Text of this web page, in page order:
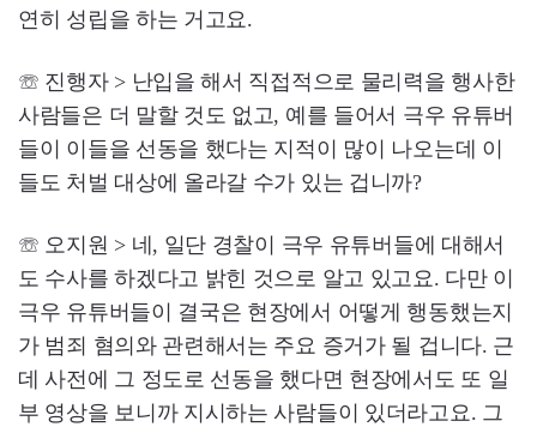
연히 성립을 하는 거고요.
☏ 진행자 > 난입을 해서 직접적으로 물리력을 행사한
사람들은 더 말할 것도 없고, 예를 들어서 극우 유튜버
들이 이들을 선동을 했다는 지적이 많이 나오는데 이
들도 처벌 대상에 올라갈 수가 있는 겁니까?
☏ 오지원 > 네, 일단 경찰이 극우 유튜버들에 대해서
도 수사를 하겠다고 밝힌 것으로 알고 있고요. 다만 이
극우 유튜버들이 결국은 현장에서 어떻게 행동했는지
가 범죄 혐의와 관련해서는 주요 증거가 될 겁니다. 근
데 사전에 그 정도로 선동을 했다면 현장에서도 또 일
부 영상을 보니까 지시하는 사람들이 있더라고요. 그